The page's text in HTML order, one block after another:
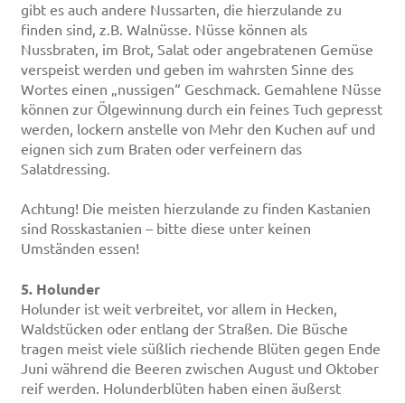
gibt es auch andere Nussarten, die hierzulande zu
finden sind, z.B. Walnüsse. Nüsse können als
Nussbraten, im Brot, Salat oder angebratenen Gemüse
verspeist werden und geben im wahrsten Sinne des
Wortes einen „nussigen“ Geschmack. Gemahlene Nüsse
können zur Ölgewinnung durch ein feines Tuch gepresst
werden, lockern anstelle von Mehr den Kuchen auf und
eignen sich zum Braten oder verfeinern das
Salatdressing.
Achtung! Die meisten hierzulande zu finden Kastanien
sind Rosskastanien – bitte diese unter keinen
Umständen essen!
5. Holunder
Holunder ist weit verbreitet, vor allem in Hecken,
Waldstücken oder entlang der Straßen. Die Büsche
tragen meist viele süßlich riechende Blüten gegen Ende
Juni während die Beeren zwischen August und Oktober
reif werden. Holunderblüten haben einen äußerst